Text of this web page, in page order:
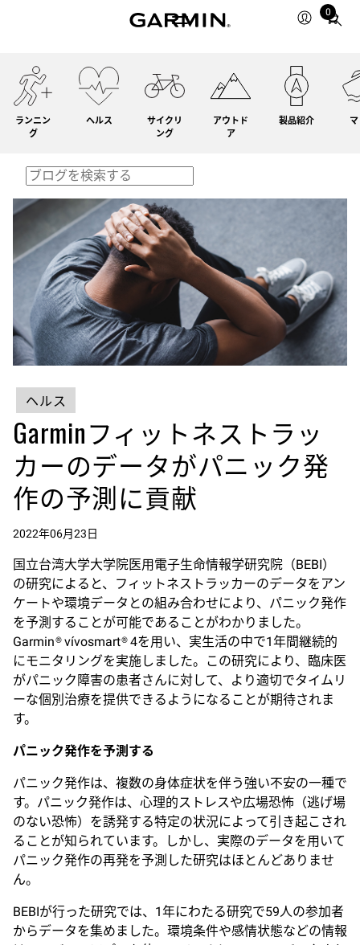
0
Total
ランニン
グ
ヘルス
サイクリ
ング
アウトド
ア
製品紹介
ヘルス
Garminフィットネストラッ
カーのデータがパニック発
作の予測に貢献
2022年06月23日
国立台湾大学大学院医用電子生命情報学研究院（BEBI）
の研究によると、フィットネストラッカーのデータをアン
ケートや環境データとの組み合わせにより、パニック発作
を予測することが可能であることがわかりました。
Garmin® vívosmart® 4を用い、実生活の中で1年間継続的
にモニタリングを実施しました。この研究により、臨床医
がパニック障害の患者さんに対して、より適切でタイムリ
ーな個別治療を提供できるようになることが期待されま
す。
パニック発作を予測する
パニック発作は、複数の身体症状を伴う強い不安の一種で
す。パニック発作は、心理的ストレスや広場恐怖（逃げ場
のない恐怖）を誘発する特定の状況によって引き起こされ
ることが知られています。しかし、実際のデータを用いて
パニック発作の再発を予測した研究はほとんどありませ
ん。
BEBIが行った研究では、1年にわたる研究で59人の参加者
からデータを集めました。環境条件や感情状態などの情報